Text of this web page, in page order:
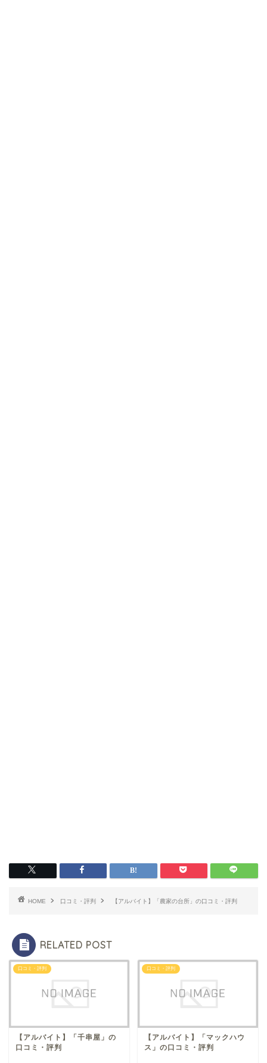
HOME 口コミ・評判 【アルバイト】「農家の台所」の口コミ・評判
RELATED POST
口コミ・評判
【アルバイト】「千串屋」の
口コミ・評判
口コミ・評判
【アルバイト】「マックハウ
ス」の口コミ・評判